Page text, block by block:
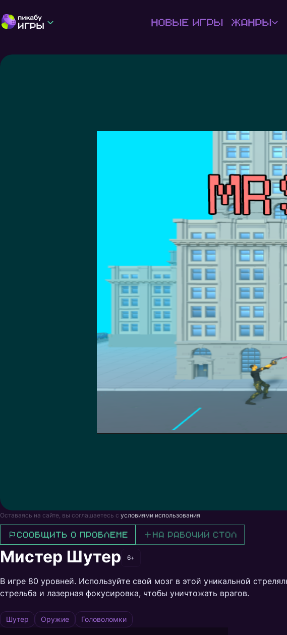
Новые игры Жанры
Оставаясь на сайте, вы соглашаетесь с условиями использования
Сообщить о проблеме На рабочий стол
Мистер Шутер 6+
В игре 80 уровней. Используйте свой мозг в этой уникальной
стрельба и лазерная фокусировка, чтобы уничтожать врагов.
Шутер Оружие Головоломки